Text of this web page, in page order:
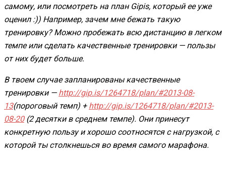
самому, или посмотреть на план Gipis, который ее уже
оценил :)) Например, зачем мне бежать такую
тренировку? Можно пробежать всю дистанцию в легком
темпе или сделать качественные тренировки — пользы
от них будет больше.
В твоем случае запланированы качественные
тренировки — http://gip.is/1264718/plan/#2013-08-
13(пороговый темп) + http://gip.is/1264718/plan/#2013-
08-20(2 десятки в среднем темпе). Они принесут
конкретную пользу и хорошо соотносятся с нагрузкой, с
которой ты столкнешься во время самого марафона.